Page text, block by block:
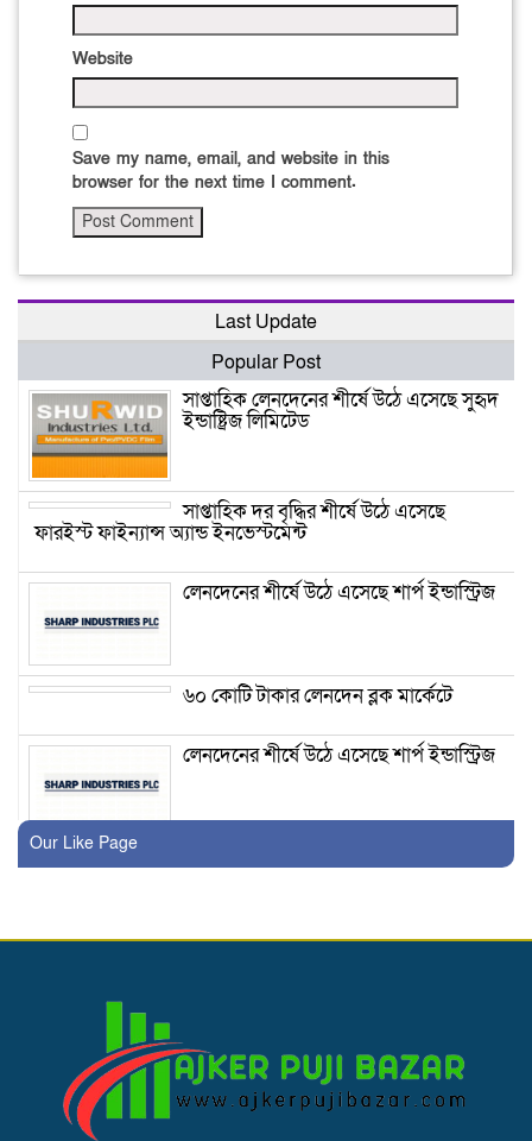
Website
Save my name, email, and website in this
browser for the next time I comment.
Last Update
Popular Post
সাপ্তাহিক লেনদেনের শীর্ষে উঠে এসেছে সুহৃদ
ইন্ডাষ্ট্রিজ লিমিটেড
সাপ্তাহিক দর বৃদ্ধির শীর্ষে উঠে এসেছে
ফারইস্ট ফাইন্যান্স অ্যান্ড ইনভেস্টমেন্ট
লেনদেনের শীর্ষে উঠে এসেছে শার্প ইন্ডাস্ট্রিজ
৬০ কোটি টাকার লেনদেন ব্লক মার্কেটে
লেনদেনের শীর্ষে উঠে এসেছে শার্প ইন্ডাস্ট্রিজ
ঘোষণা
Our Like Page